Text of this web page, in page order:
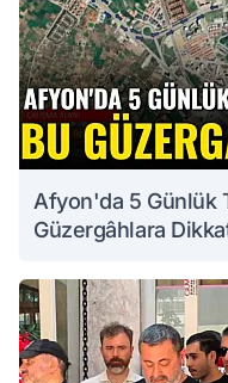
Afyon'da 5 Günlük
Güzergâhlara